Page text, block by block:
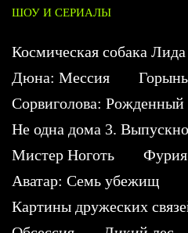
ШОУ И СЕРИАЛЫ
Космическая собака Лида
Дюна: Мессия
Сорвиголова: Рожденный
Не одна дома 3.
Мистер Ноготь
Фурия
Аватар: Семь убежищ
Картины дружеских